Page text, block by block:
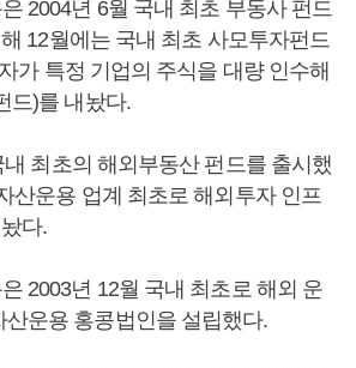
2004년 6월 국내 최초 부동사 펀드
12월에는 국내 최초 사모투자펀드
가 특정 기업의 주식을 대량 인수해
드)를 내놨다.
최초의 해외부동산 펀드를 출시했
산운용 업계 최초로 해외투자 인프
다.
2003년 12월 국내 최초로 해외 운
운용 홍콩법인을 설립했다.